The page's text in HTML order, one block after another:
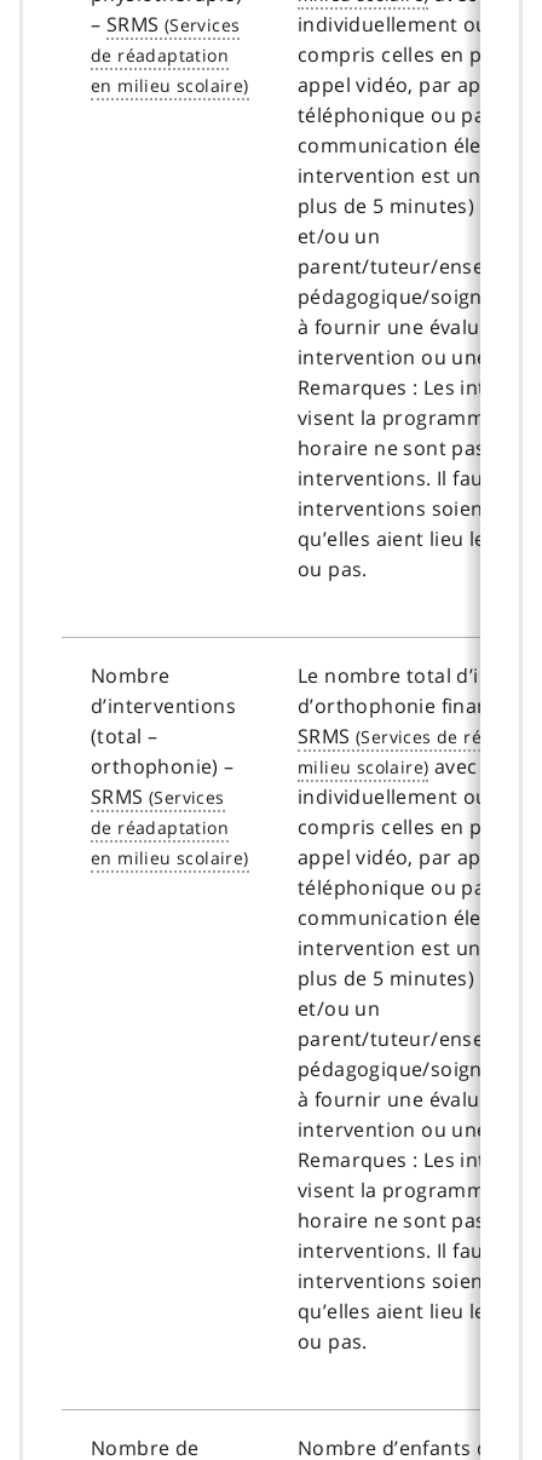
– SRMS
individuellement ou en
compris celles en
appel vidéo, par appel
téléphonique ou par
communication
intervention est une
plus de 5 minutes) avec
et/ou un
parent/tuteur/
pédagogique/soignant
à fournir une évaluation,
intervention ou une
Remarques : Les
visent la programmation
horaire ne sont pas des
interventions. Il faut que
interventions soient
qu’elles aient lieu le
ou pas.
Nombre
d’interventions
(total –
orthophonie) –
SRMS
Le nombre total
d’orthophonie financées
SRMS
avec un
individuellement ou en
compris celles en
appel vidéo, par appel
téléphonique ou par
communication
intervention est une
plus de 5 minutes) avec
et/ou un
parent/tuteur/
pédagogique/soignant
à fournir une évaluation,
intervention ou une
Remarques : Les
visent la programmation
horaire ne sont pas des
interventions. Il faut que
interventions soient
qu’elles aient lieu le
ou pas.
Nombre de Nombre d’enfants qui